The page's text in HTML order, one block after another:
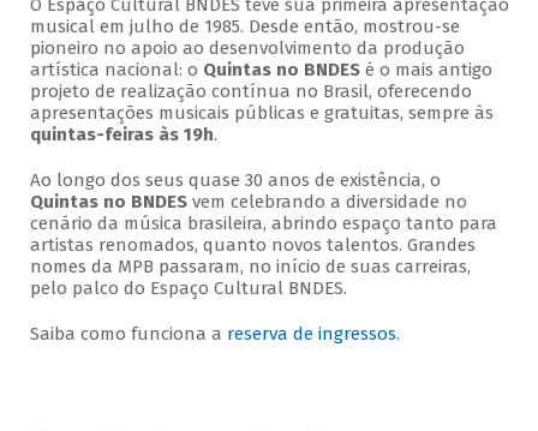
O Espaço Cultural BNDES teve sua primeira apresentação
musical em julho de 1985. Desde então, mostrou-se
pioneiro no apoio ao desenvolvimento da produção
artística nacional: o Quintas no BNDESé o mais antigo
projeto de realização contínua no Brasil, oferecendo
apresentações musicais públicas e gratuitas, sempre às
quintas-feiras às 19h.
Ao longo dos seus quase 30 anos de existência, o
Quintas no BNDESvem celebrando a diversidade no
cenário da música brasileira, abrindo espaço tanto para
artistas renomados, quanto novos talentos. Grandes
nomes da MPB passaram, no início de suas carreiras,
pelo palco do Espaço Cultural BNDES.
Saiba como funciona a reserva de ingressos.